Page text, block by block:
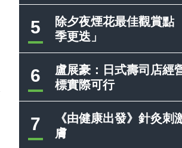
5
除夕夜煙花最佳觀賞
季更迭」
6
盧展豪：日式壽司店經
標實際可行
7
《由健康出發》針灸刺
膚